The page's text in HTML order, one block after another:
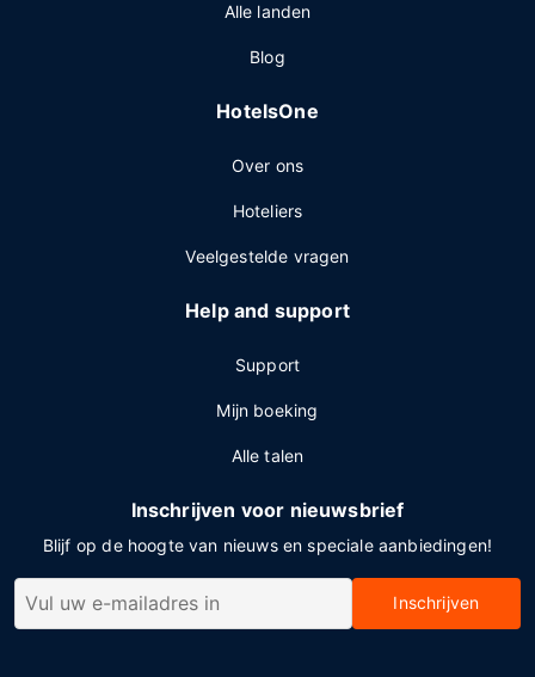
Alle landen
Blog
HotelsOne
Over ons
Hoteliers
Veelgestelde vragen
Help and support
Support
Mijn boeking
Alle talen
Inschrijven voor nieuwsbrief
Blijf op de hoogte van nieuws en speciale aanbiedingen!
Inschrijven